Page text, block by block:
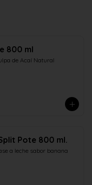
800 ml
de Acaí Natural
Pote 800 ml.
a leche sabor banana